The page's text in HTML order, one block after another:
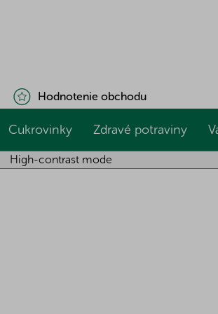
Hodnotenie obchodu
Cukrovinky Zdravé potraviny
High-contrast mode